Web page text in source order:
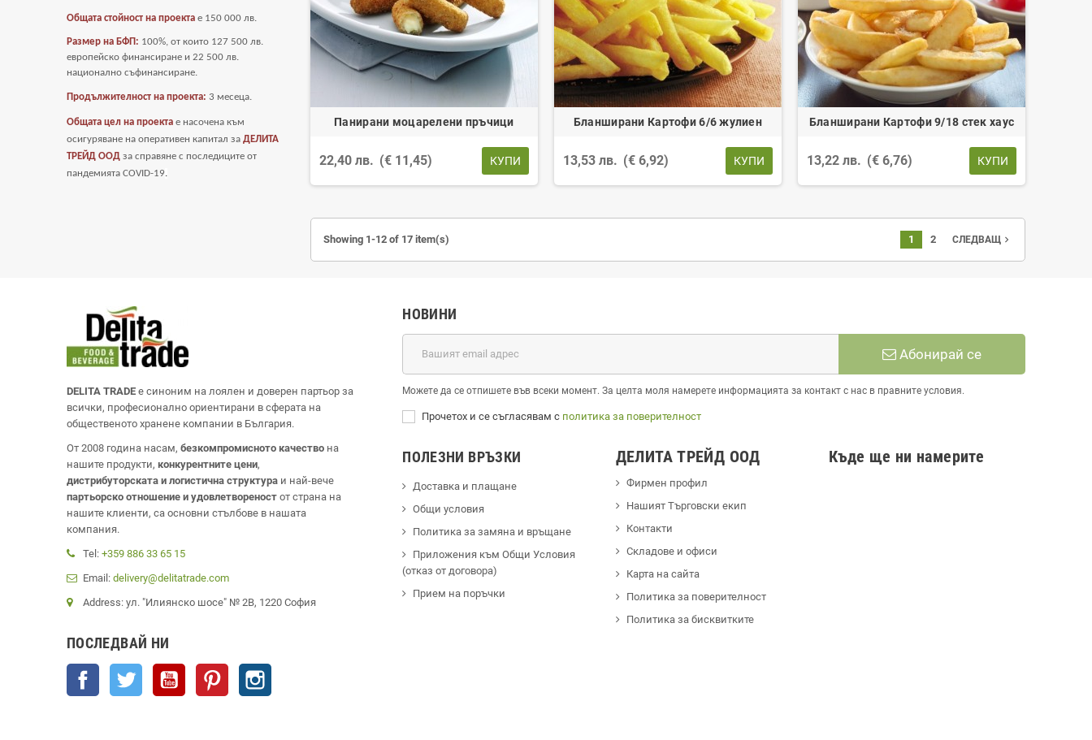
Общата стойност на проекта е 150 000 лв.
Размер на БФП: 100%, от които 127 500 лв.
европейско финансиране и 22 500 лв.
национално съфинансиране.
Продължителност на проекта: 3 месеца.
Общата цел на проекта е насочена към
осигуряване на оперативен капитал за ДЕЛИТА
ТРЕЙД ООД за справяне с последиците от
пандемията COVID-19.
Панирани моцарелени пръчици
22,40 лв. (€ 11,45) КУПИ
Бланширани Картофи 6/6 жулиен
13,53 лв. (€ 6,92) КУПИ
Бланширани Картофи 9/18 стек хаус
13,22 лв. (€ 6,76) КУПИ
Showing 1-12 of 17 item(s) 1 2 СЛЕДВАЩnavigate_next
DELITA TRADE е синоним на лоялен и доверен партьор за
всички, професионално ориентирани в сферата на
общественото хранене компании в България.
От 2008 година насам, безкомпромисното качество на
нашите продукти, конкурентните цени,
дистрибуторската и логистична структура и най-вече
партьорско отношение и удовлетвореност от страна на
нашите клиенти, са основни стълбове в нашата
компания.
Tel: +359 886 33 65 15
Email: delivery@delitatrade.com
Address: ул. "Илиянско шосе" № 2В, 1220 София
ПОСЛЕДВАЙ НИ
Facebook Twitter YouTube Pinterest
НОВИНИ
Абонирай се
Можете да се отпишете във всеки момент. За целта моля намерете информацията за контакт с нас в правните условия.
Прочетох и се съгласявам с политика за поверителност
ПОЛЕЗНИ ВРЪЗКИ
Доставка и плащане
Общи условия
Политика за замяна и връщане
Приложения към Общи Условия
(отказ от договора)
Прием на поръчки
ДЕЛИТА ТРЕЙД ООД
Фирмен профил
Hашият Търговски екип
Контакти
Cкладове и офиси
Карта на сайта
Политика за поверителност
Политика за бисквитките
Къде ще ни намерите